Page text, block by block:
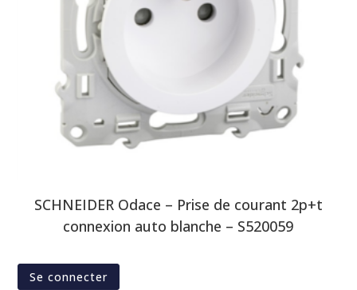
SCHNEIDER Odace – Prise de courant 2p+t
connexion auto blanche – S520059
Se connecter